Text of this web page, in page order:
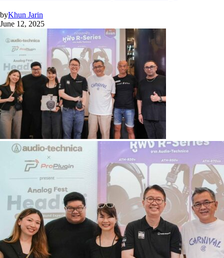
byKhun Jarin
June 12, 2025